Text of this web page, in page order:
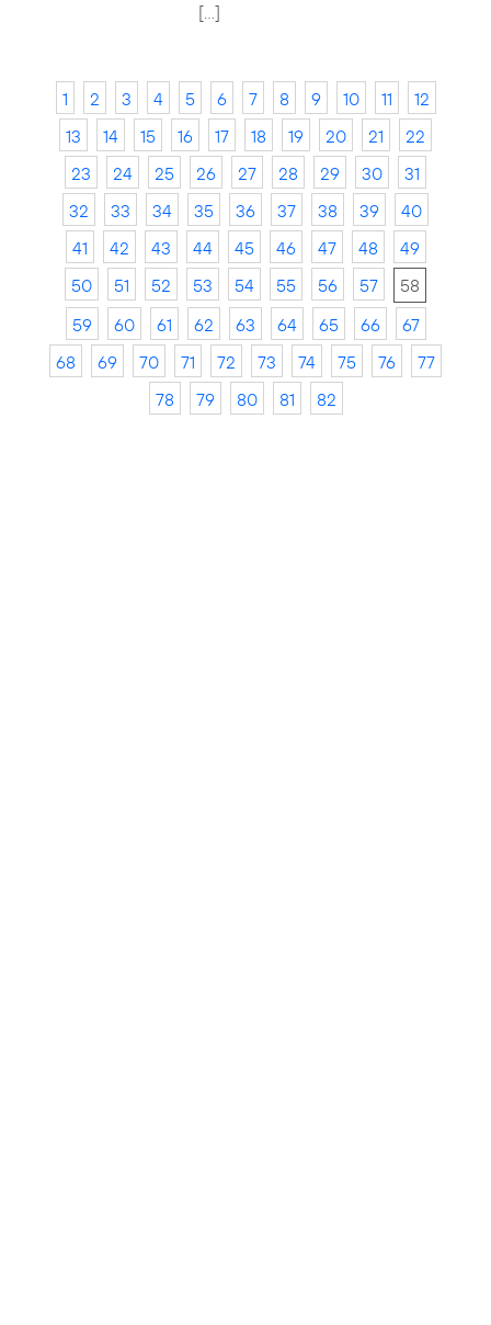
[…]
1 2 3 4 5 6 7 8 9 10 11
12
13
14 15 16 17 18 19 20 21
22
23
24 25 26 27 28 29 30
31
32
33 34 35 36 37 38 39
40
41
42 43 44 45 46 47 48
49
50
51 52 53 54 55 56 57
58
59
60 61 62 63 64 65 66
67
68
69 70 71 72 73 74 75 76
77
78
79 80 81 82